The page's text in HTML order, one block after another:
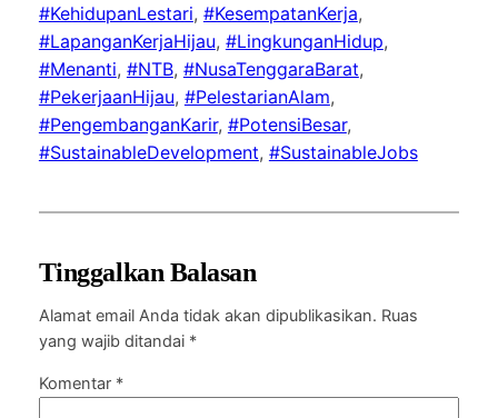
#KehidupanLestari, #KesempatanKerja
#LapanganKerjaHijau, #LingkunganHidup
#Menanti, #NTB, #NusaTenggaraBarat
#PekerjaanHijau, #PelestarianAlam
#PengembanganKarir, #PotensiBesar
#SustainableDevelopment, #SustainableJobs
Tinggalkan Balasan
Alamat email Anda tidak akan dipublikasikan. Ruas
yang wajib ditandai *
Komentar *